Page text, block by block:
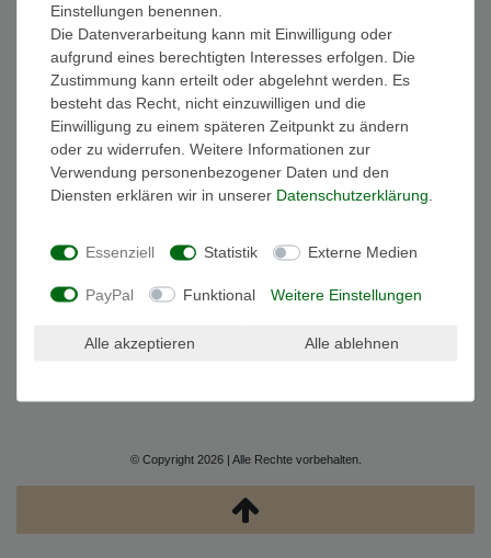
Widerrufs­recht Widerrufs­formular Impressum
Daten­schutz­erklärung AGB Kontakt
WIDERRUF EINLEGEN
Einstellungen benennen.
Die Datenverarbeitung kann mit Einwilligung oder
aufgrund eines berechtigten Interesses erfolgen. Die
Zustimmung kann erteilt oder abgelehnt werden. Es
besteht das Recht, nicht einzuwilligen und die
Einwilligung zu einem späteren Zeitpunkt zu ändern
oder zu widerrufen. Weitere Informationen zur
Verwendung personenbezogener Daten und den
Diensten erklären wir in unserer Daten­schutz­erklärung
Essenziell Statistik Externe Medien
PayPal Funktional Weitere Einstellungen
Alle akzeptieren Alle ablehnen
© Copyright 2026 | Alle Rechte vorbehalten.